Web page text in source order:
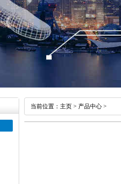
当前位置： 主页 > 产品中心 >